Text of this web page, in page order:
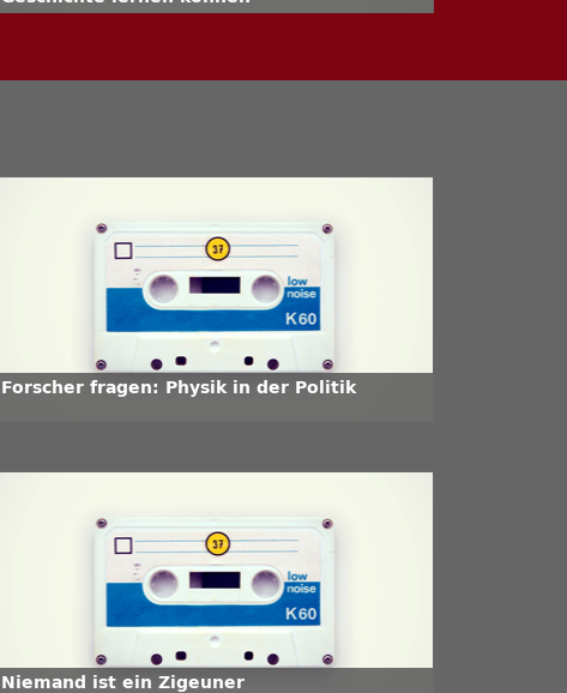
Forscher fragen: Physik in der Politik
Niemand ist ein Zigeuner